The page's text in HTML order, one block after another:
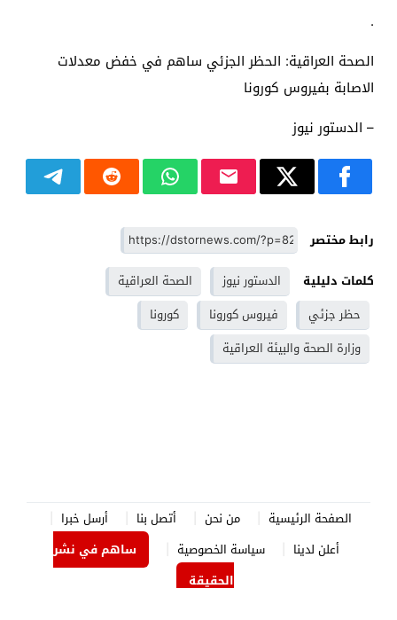
.
الصحة العراقية: الحظر الجزئي ساهم في خفض معدلات
الاصابة بفيروس كورونا
– الدستور نيوز
رابط مختصر
كلمات دليلية
الدستور نيوز
الصحة العراقية
حظر جزئي
فيروس كورونا
كورونا
وزارة الصحة والبيئة العراقية
الصفحة الرئيسية من نحن أتصل بنا
أرسل خبرا
أعلن لدينا
سياسة الخصوصية
ساهم في نشر
الحقيقة